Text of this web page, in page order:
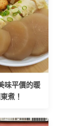
味平價的暖
煮！